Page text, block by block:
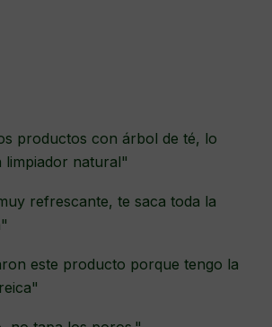
productos con árbol de té, lo
limpiador natural"
refrescante, te saca toda la
este producto porque tengo la